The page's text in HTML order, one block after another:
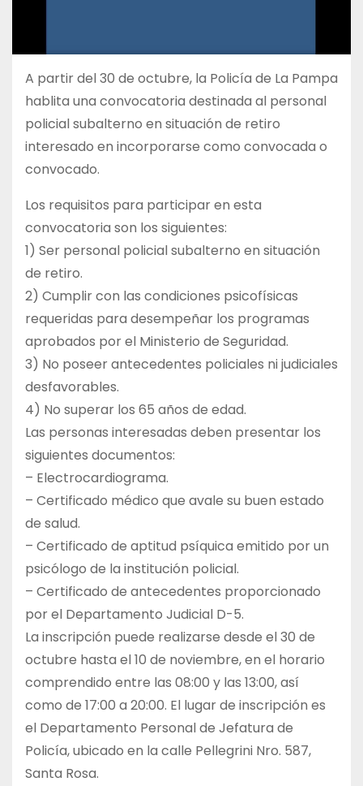
A partir del 30 de octubre, la Policía de La Pampa
hablita una convocatoria destinada al personal
policial subalterno en situación de retiro
interesado en incorporarse como convocada o
convocado.
Los requisitos para participar en esta
convocatoria son los siguientes:
1) Ser personal policial subalterno en situación
de retiro.
2) Cumplir con las condiciones psicofísicas
requeridas para desempeñar los programas
aprobados por el Ministerio de Seguridad.
3) No poseer antecedentes policiales ni judiciales
desfavorables.
4) No superar los 65 años de edad.
Las personas interesadas deben presentar los
siguientes documentos:
– Electrocardiograma.
– Certificado médico que avale su buen estado
de salud.
– Certificado de aptitud psíquica emitido por un
psicólogo de la institución policial.
– Certificado de antecedentes proporcionado
por el Departamento Judicial D-5.
La inscripción puede realizarse desde el 30 de
octubre hasta el 10 de noviembre, en el horario
comprendido entre las 08:00 y las 13:00, así
como de 17:00 a 20:00. El lugar de inscripción es
el Departamento Personal de Jefatura de
Policía, ubicado en la calle Pellegrini Nro. 587,
Santa Rosa.